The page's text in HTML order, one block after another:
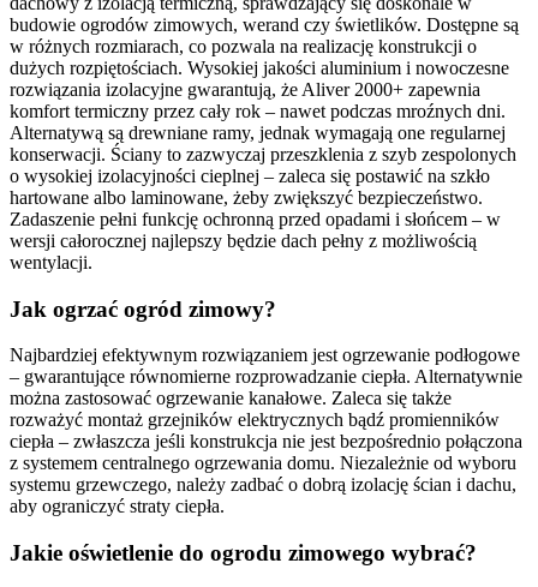
budowie ogrodów zimowych, werand czy świetlików. Dostępne są
w różnych rozmiarach, co pozwala na realizację konstrukcji o
dużych rozpiętościach. Wysokiej jakości aluminium i nowoczesne
rozwiązania izolacyjne gwarantują, że Aliver 2000+ zapewnia
komfort termiczny przez cały rok – nawet podczas mroźnych dni.
Alternatywą są drewniane ramy, jednak wymagają one regularnej
konserwacji. Ściany to zazwyczaj przeszklenia z szyb zespolonych
o wysokiej izolacyjności cieplnej – zaleca się postawić na szkło
hartowane albo laminowane, żeby zwiększyć bezpieczeństwo.
Zadaszenie pełni funkcję ochronną przed opadami i słońcem – w
wersji całorocznej najlepszy będzie dach pełny z możliwością
wentylacji.
Jak ogrzać ogród zimowy?
Najbardziej efektywnym rozwiązaniem jest ogrzewanie podłogowe
– gwarantujące równomierne rozprowadzanie ciepła. Alternatywnie
można zastosować ogrzewanie kanałowe. Zaleca się także
rozważyć montaż grzejników elektrycznych bądź promienników
ciepła – zwłaszcza jeśli konstrukcja nie jest bezpośrednio połączona
z systemem centralnego ogrzewania domu. Niezależnie od wyboru
systemu grzewczego, należy zadbać o dobrą izolację ścian i dachu,
aby ograniczyć straty ciepła.
Jakie oświetlenie do ogrodu zimowego wybrać?